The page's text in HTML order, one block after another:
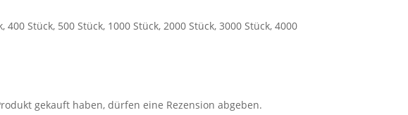
400 Stück, 500 Stück, 1000 Stück, 2000 Stück, 3000 Stück, 4000
gekauft haben, dürfen eine Rezension abgeben.